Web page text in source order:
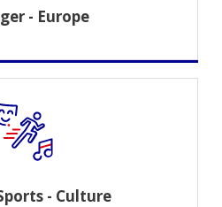
- Europe
- Culture